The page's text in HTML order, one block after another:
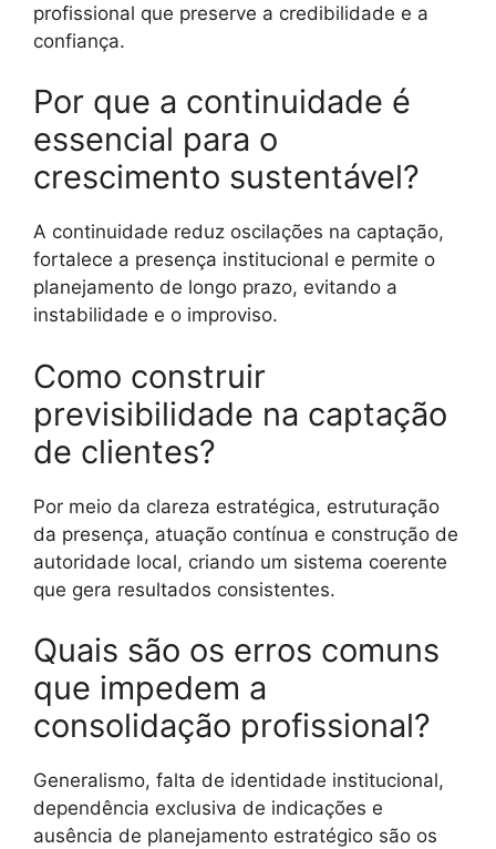
profissional que preserve a credibilidade e a
confiança.
Por que a continuidade é
essencial para o
crescimento sustentável?
A continuidade reduz oscilações na captação,
fortalece a presença institucional e permite o
planejamento de longo prazo, evitando a
instabilidade e o improviso.
Como construir
previsibilidade na captação
de clientes?
Por meio da clareza estratégica, estruturação
da presença, atuação contínua e construção de
autoridade local, criando um sistema coerente
que gera resultados consistentes.
Quais são os erros comuns
que impedem a
consolidação profissional?
Generalismo, falta de identidade institucional,
dependência exclusiva de indicações e
ausência de planejamento estratégico são os